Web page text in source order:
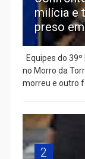
milícia e
preso
Equipes do
no Morro da
morreu e outro
2